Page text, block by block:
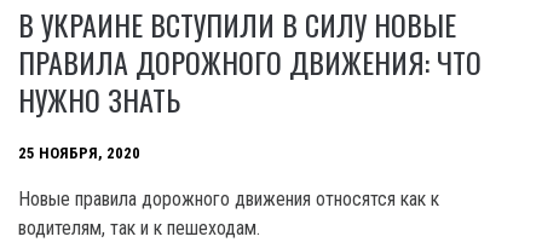
В УКРАИНЕ ВСТУПИЛИ В СИЛУ НОВЫЕ
ПРАВИЛА ДОРОЖНОГО ДВИЖЕНИЯ: ЧТО
НУЖНО ЗНАТЬ
25 НОЯБРЯ, 2020
Новые правила дорожного движения относятся как к
водителям, так и к пешеходам.